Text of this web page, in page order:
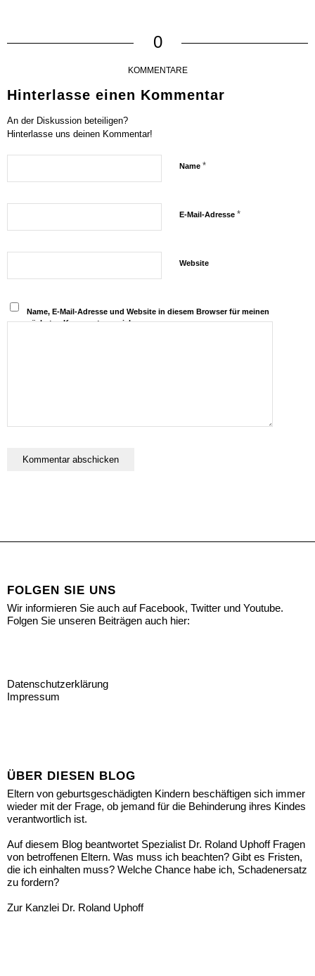
0
KOMMENTARE
Hinterlasse einen Kommentar
An der Diskussion beteiligen?
Hinterlasse uns deinen Kommentar!
Name *
E-Mail-Adresse *
Website
Name, E-Mail-Adresse und Website in diesem Browser für meinen
nächsten Kommentar speichern.
FOLGEN SIE UNS
Wir informieren Sie auch auf Facebook, Twitter und Youtube.
Folgen Sie unseren Beiträgen auch hier:
Datenschutzerklärung
Impressum
ÜBER DIESEN BLOG
Eltern von geburtsgeschädigten Kindern beschäftigen sich immer
wieder mit der Frage, ob jemand für die Behinderung ihres Kindes
verantwortlich ist.
Auf diesem Blog beantwortet Spezialist Dr. Roland Uphoff Fragen
von betroffenen Eltern. Was muss ich beachten? Gibt es Fristen,
die ich einhalten muss? Welche Chance habe ich, Schadenersatz
zu fordern?
Zur Kanzlei Dr. Roland Uphoff